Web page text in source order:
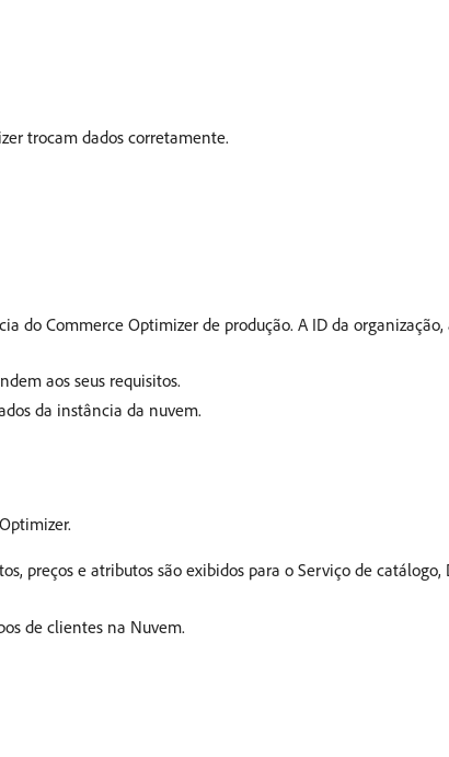
trocam dados corretamente.
do Commerce Optimizer de produção. A ID da
aos seus requisitos.
da instância da nuvem.
preços e atributos são exibidos para o Serviço de
de clientes na Nuvem.